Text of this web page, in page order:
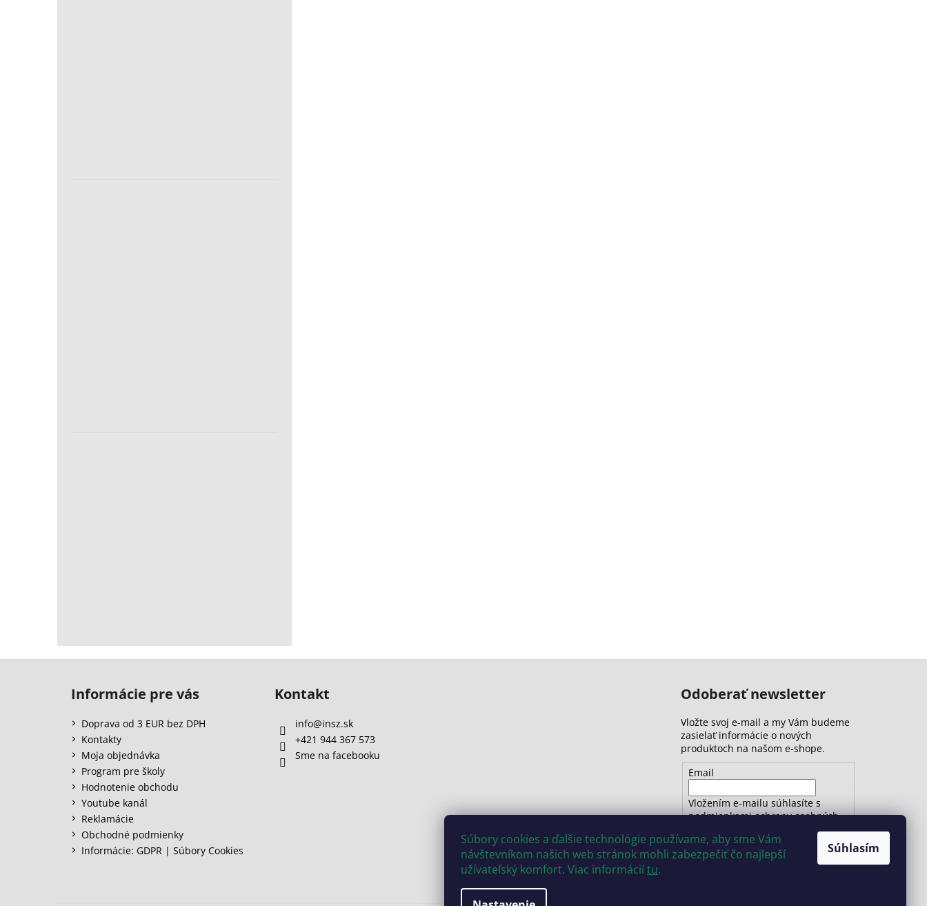
Súbory cookies a ďalšie technológie používame, aby sme Vám
návštevníkom našich web stránok mohli zabezpečiť čo najlepší
užívateľský komfort. Viac informáciítu.
Súhlasím
Informácie pre vás
Doprava od 3 EUR bez DPH
Kontakty
Moja objednávka
Program pre školy
Hodnotenie obchodu
Youtube kanál
Reklamácie
Obchodné podmienky
Informácie: GDPR | Súbory Cookies
Kontakt
info@insz.sk
+421 944 367 573
Sme na facebooku
Odoberať newsletter
Vložte svoj e-mail a my Vám budeme
zasielať informácie o nových
produktoch na našom e-shope.
Email
Vložením e-mailu súhlasíte s
podmienkami ochrany osobných
PRIHLÁSIŤ SA